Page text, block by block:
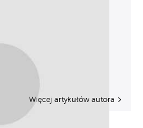
Więcej artykułów autora